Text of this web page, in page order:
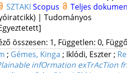
SZTAKI Scopus
Teljes
| Tudományos
összesen: 1, Független: 0,
; Gémes, Kinga ; Iklódi, Eszter;
infOrmation exTrAcTion